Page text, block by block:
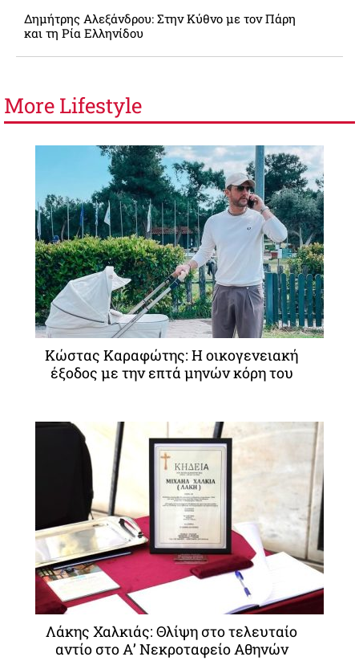
Δημήτρης Αλεξάνδρου: Στην Κύθνο με τον Πάρη
και τη Ρία Ελληνίδου
More Lifestyle
Κώστας Καραφώτης: Η οικογενειακή
έξοδος με την επτά μηνών κόρη του
Λάκης Χαλκιάς: Θλίψη στο τελευταίο
αντίο στο Α’ Νεκροταφείο Αθηνών